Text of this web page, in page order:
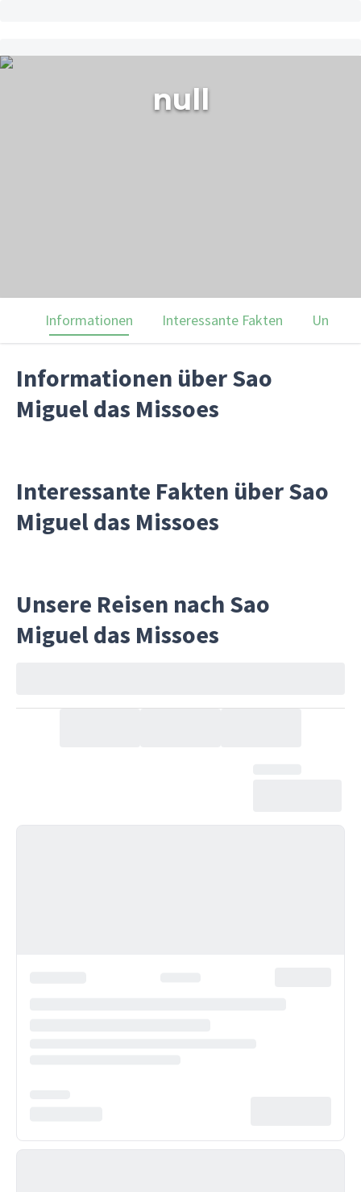
null
Informationen Interessante Fakten Unsere
Informationen über Sao
Miguel das Missoes
Interessante Fakten über Sao
Miguel das Missoes
Unsere Reisen nach Sao
Miguel das Missoes